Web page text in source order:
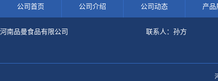
公司首页 公司介绍 公司动态 产品
河南品曼食品有限公司 联系人：孙方